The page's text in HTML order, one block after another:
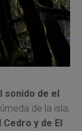
sonido de el
de la isla,
Cedro y de El